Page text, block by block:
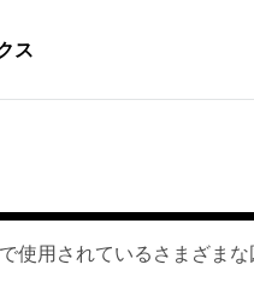
ス
使用されているさまざま